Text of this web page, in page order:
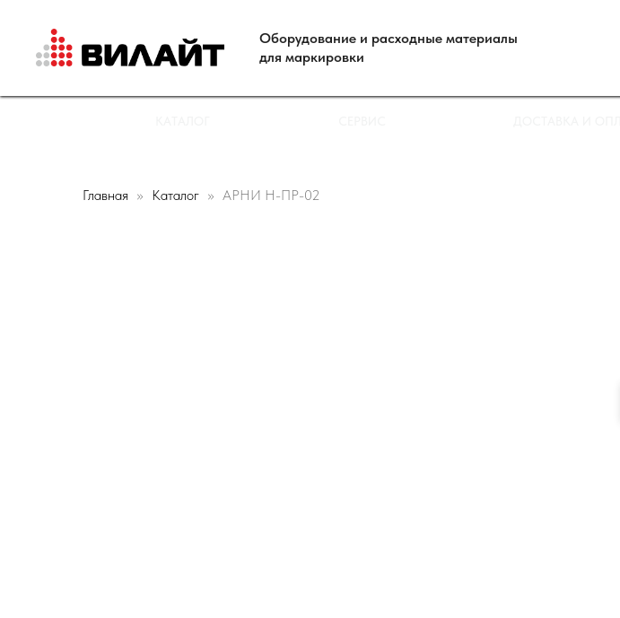
Оборудование и расходные материалы
для маркировки
Главная Каталог АРНИ Н-ПР-02